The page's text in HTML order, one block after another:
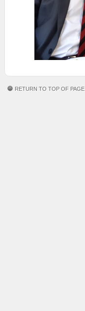
RETURN TO TOP OF PAGE